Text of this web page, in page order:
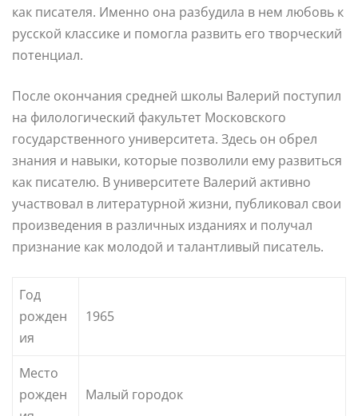
как писателя. Именно она разбудила в нем любовь к
русской классике и помогла развить его творческий
потенциал.
После окончания средней школы Валерий поступил
на филологический факультет Московского
государственного университета. Здесь он обрел
знания и навыки, которые позволили ему развиться
как писателю. В университете Валерий активно
участвовал в литературной жизни, публиковал свои
произведения в различных изданиях и получал
признание как молодой и талантливый писатель.
Год
рожден
ия
1965
Место
рожден
Малый городок